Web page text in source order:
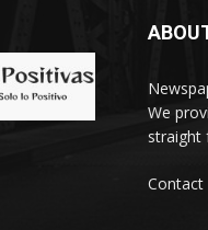
We
straight
Contact